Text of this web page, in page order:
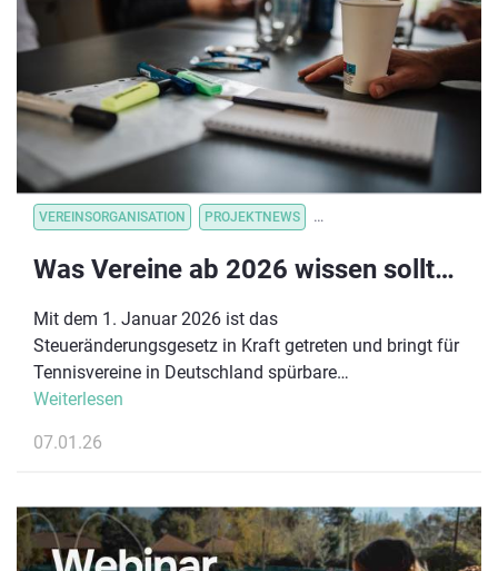
der Kassenbon wird einfach auf der Aktionsseite
hochgeladen und dem entsprechenden Verein
gutgeschrieben.
VEREINSORGANISATION PROJEKTNEWS VEREINSORGANISATION
Was Vereine ab 2026 wissen sollten: Die Vorteile des Steueränderungsgesetzes
Mit dem 1. Januar 2026 ist das
Steueränderungsgesetz in Kraft getreten und bringt für
Tennisvereine in Deutschland spürbare
Erleichterungen. Ziel der Reform ist es, Vereine
und neue finanzielle Spielräume zu eröffnen.
Weiterlesen
07.01.26